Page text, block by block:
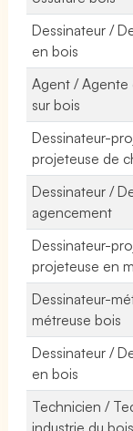
Dessinateur /
en bois
Agent /
sur bois
Dessinateur-
projeteuse de
Dessinateur /
agencement
Dessinateur-
projeteuse en
Dessinateur-
métreuse bois
Dessinateur /
en bois
Technicien /
industrie du bois